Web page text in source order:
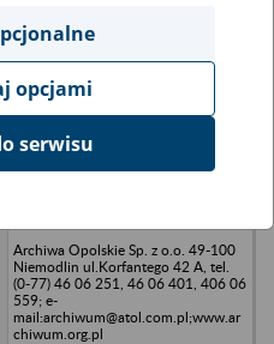
bazy
Przedsiębiorstwo Robót Drogowych i
Archiwa Opolskie Sp. z o.o. 49-100
Niemodlin ul.Korfantego 42 A, tel.
(0-77) 46 06 251, 46 06 401, 406 06
559; e-
mail:archiwum@atol.com.pl;www.ar
chiwum.org.pl
opcjami
serwisu